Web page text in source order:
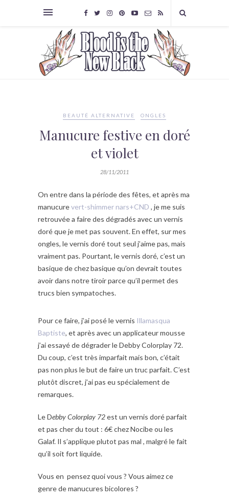
BEAUTÉ ALTERNATIVE ONGLES
Manucure festive en doré
et violet
28/11/2011
On entre dans la période des fêtes, et après ma
manucurevert-shimmer nars+CND , je me suis
retrouvée a faire des dégradés avec un vernis
doré que je met pas souvent. En effet, sur mes
ongles, le vernis doré tout seul j’aime pas, mais
vraiment pas. Pourtant, le vernis doré, c’est un
basique de chez basique qu’on devrait toutes
avoir dans notre tiroir parce qu’il permet des
trucs bien sympatoches.
Pour ce faire, j’ai posé le vernis Illamasqua
Baptiste, et après avec un applicateur mousse
j’ai essayé de dégrader le Debby Colorplay 72.
Du coup, c’est très imparfait mais bon, c’était
pas non plus le but de faire un truc parfait. C’est
plutôt discret, j’ai pas eu spécialement de
remarques.
Le Debby Colorplay 72est un vernis doré parfait
et pas cher du tout : 6€ chez Nocibe ou les
Galaf. Il s’applique plutot pas mal , malgré le fait
qu’il soit fort liquide.
Vous en pensez quoi vous ? Vous aimez ce
genre de manucures bicolores ?